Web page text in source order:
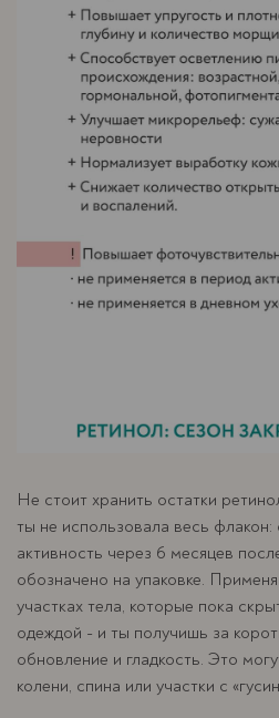
Не стоит хранить остатки
ты не использовала весь
активность через 6 месяцев
обозначено на упаковке.
участках тела, которые пока
одеждой - и ты получишь за
обновление и гладкость. Это
колени, спина или участки с